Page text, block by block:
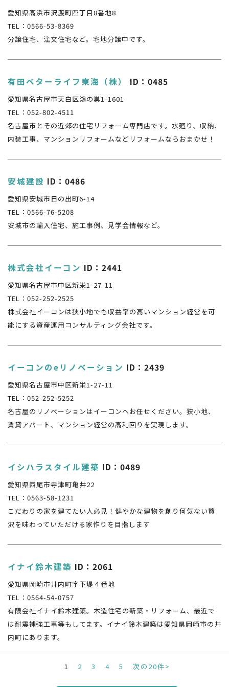
愛知県高浜市沢渡町四丁目8番地8
TEL：0566-53-8369
分譲住宅、注文住宅など。宅地分譲中です。
有田ベターライフ東海（株） ID：0485
愛知県名古屋市天白区鴻の巣1-1601
TEL：052-802-4511
名古屋市とその近郊の住宅リフォーム専門店です。水廻り、収納、
内装工事、マンションリフォームなどリフォームならおまかせ！
安城建設 ID：0486
愛知県安城市日の出町6-14
TEL：0566-76-5208
安城市の輸入住宅、施工事例、見学会情報など。
株式会社イーコン ID：2441
愛知県名古屋市中区新栄1-27-11
TEL：052-252-2525
株式会社イーコンは狭小地でも収益率の高いマンション経営を可
能にする資産運用コンサルティング会社です。
イーコンのeリノベーション ID：2439
愛知県名古屋市中区新栄1-27-11
TEL：052-252-5252
名古屋のリノベーションはイーコンへお任せください。狭小地、
賃貸アパート、マンション経営の高利回りを実現します。
イシハラスタイル建築 ID：0489
愛知県西尾市寺津町亀井22
TEL：0563-58-1231
こだわりの家を建てたい人必見！健やかな建物を創り何気ない贅
沢を味わっていただける家作りを目指します
イナイ鈴木建築 ID：2061
愛知県岡崎市井内町字下堤４番地
TEL：0564-54-0757
有限会社イナイ鈴木建築。木造住宅の新築・リフォーム、最近で
は耐震補強工事等もしてます。イナイ鈴木建築は愛知県岡崎市の井
内町にあります。
1 2 3 4 5 次の20件>